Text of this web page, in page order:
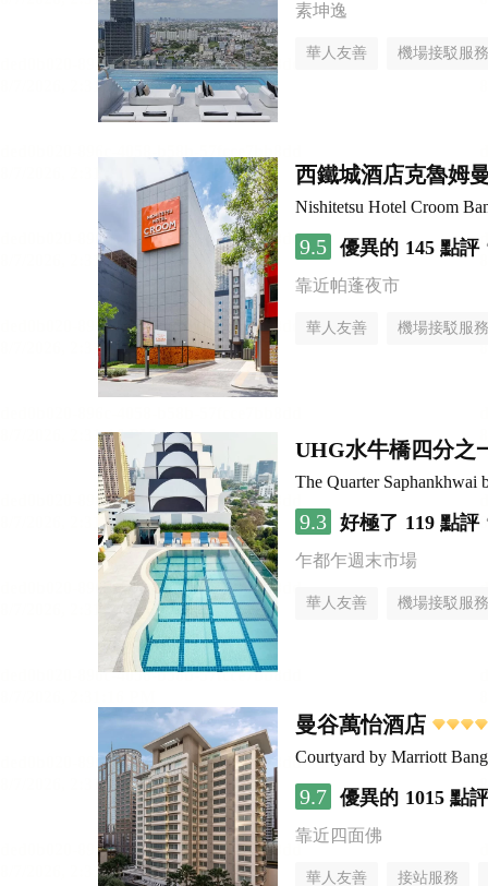
素坤逸
華人友善 機場接駁服務
西鐵城酒店克魯姆
Nishitetsu Hotel Croom
9.5 優異的 145 點評
靠近帕蓬夜市
華人友善 機場接駁服務
UHG水牛橋四分之
The Quarter Saphankhwai
9.3 好極了 119 點評
乍都乍週末市場
華人友善 機場接駁服務
曼谷萬怡酒店
Courtyard by Marriott
9.7 優異的 1015 點評
靠近四面佛
華人友善 接站服務